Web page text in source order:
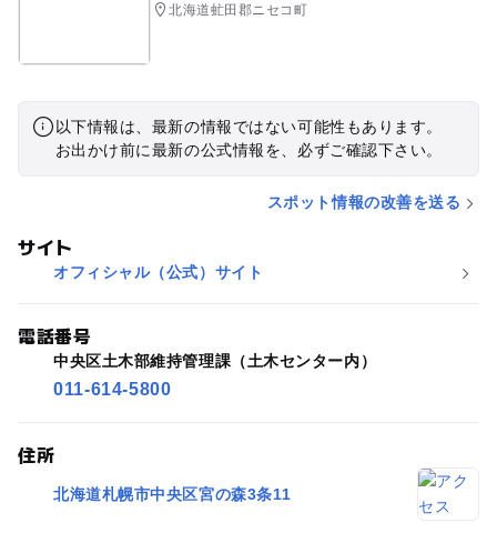
北海道虻田郡ニセコ町
以下情報は、最新の情報ではない可能性もあります。
お出かけ前に最新の公式情報を、必ずご確認下さい。
スポット情報の改善を送る
サイト
オフィシャル（公式）サイト
電話番号
中央区土木部維持管理課（土木センター内）
011-614-5800
住所
北海道札幌市中央区宮の森3条11